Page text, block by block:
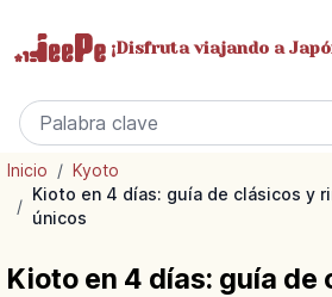
¡Disfrutaviajando a
Inicio / Kyoto
/
Kioto en 4 días: guía de clásicos y
únicos
Kioto en 4 días: guía de